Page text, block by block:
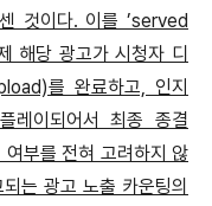
것이다. 이를 ’served
해당 광고가 시청자 디
를 완료하고, 인지
레이되어서 최종 종결
부를 전혀 고려하지 않
는 광고 노출 카운팅의